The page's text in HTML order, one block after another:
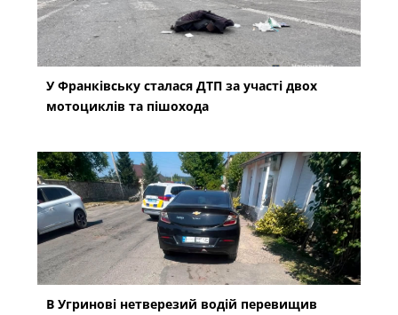
У Франківську сталася ДТП за участі двох
мотоциклів та пішохода
В Угринові нетверезий водій перевищив